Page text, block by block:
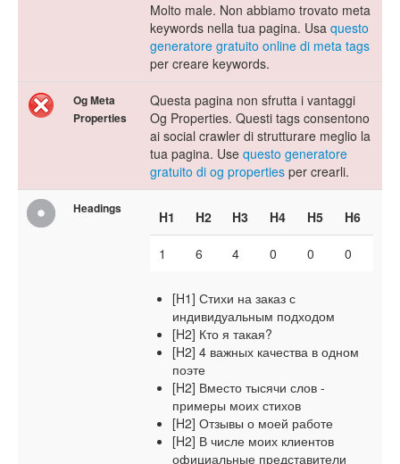
Molto male. Non abbiamo trovato meta
keywords nella tua pagina. Usa questo
generatore gratuito online di meta tags
per creare keywords.
Og Meta
Properties
Questa pagina non sfrutta i vantaggi
Og Properties. Questi tags consentono
ai social crawler di strutturare meglio la
tua pagina. Use questo generatore
gratuito di og properties per crearli.
Headings H1 H2 H3 H4 H5 H6
1 6 4 0 0 0
[H1] Стихи на заказ с
индивидуальным подходом
[H2] Кто я такая?
[H2] 4 важных качества в одном
поэте
[H2] Вместо тысячи слов -
примеры моих стихов
[H2] Отзывы о моей работе
[H2] В числе моих клиентов
официальные представители